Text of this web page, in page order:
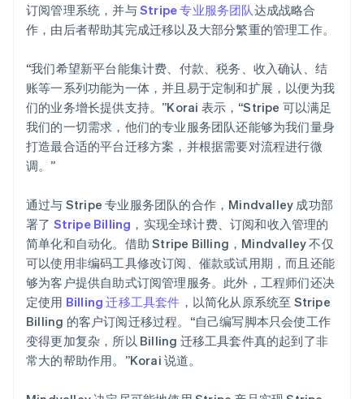
订阅管理系统，并与Stripe 专业服务团队达成战略合
作，由后者帮助其完成迁移以及大部分繁重的管理工作。
“我们希望新平台能集计费、付款、税务、收入确认、结
账等一系列功能为一体，并且易于定制和扩展，以便为我
们的业务增长提供支持。”Korai 表示，“Stripe 可以满足
我们的一切需求，他们的专业服务团队还能够为我们量身
打造最合适的平台迁移方案，并根据需要对流程进行微
调。”
通过与 Stripe 专业服务团队的合作，Mindvalley 成功部
署了 Stripe Billing ，实现全球计费、订阅和收入管理的
简单化和自动化。借助 Stripe Billing，Mindvalley 不仅
可以使用非编码工具修改订阅、催款或试用期，而且还能
够为客户提供自助式订阅管理服务。此外，工程师们还决
定使用 Billing 迁移工具套件 ，以简化从原系统至 Stripe
Billing 的客户订阅迁移过程。“自己编写脚本只会使工作
变得更加复杂，所以 Billing 迁移工具套件真的起到了非
常大的帮助作用。”Korai 说道。